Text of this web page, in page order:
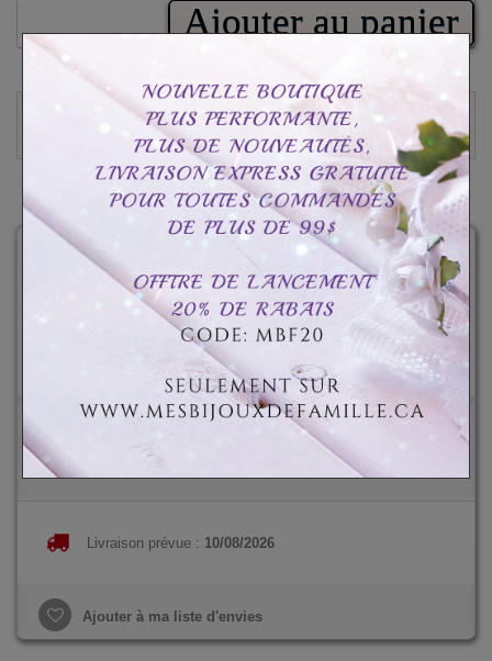
Ajouter au panier
Donnez votre avis
CAD$44.99
Total :CAD$44.99
CAD$74.99
Livraison prévue : 10/08/2026
Ajouter à ma liste d'envies